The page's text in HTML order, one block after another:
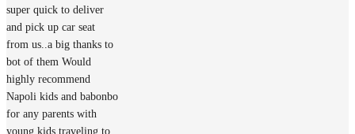
super quick to deliver
and pick up car seat
from us..a big thanks to
bot of them Would
highly recommend
Napoli kids and babonbo
for any parents with
young kids traveling to